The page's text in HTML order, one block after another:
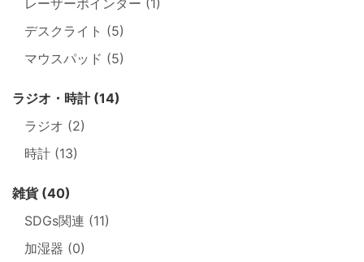
デスクライト (5)
マウスパッド (5)
ラジオ・時計 (14)
ラジオ (2)
時計 (13)
雑貨 (40)
SDGs関連 (11)
加湿器 (0)